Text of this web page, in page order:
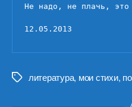
Не надо, не плачь, это
12.05.2013
Меткилитература, мои стихи,